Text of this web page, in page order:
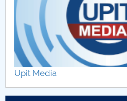
Platforme utile FMT (CUP)
Ghidul bobocului FMT (CUP)
Facilități FMT (CUP)
Regulamente FMT (CUP)
Upit Media